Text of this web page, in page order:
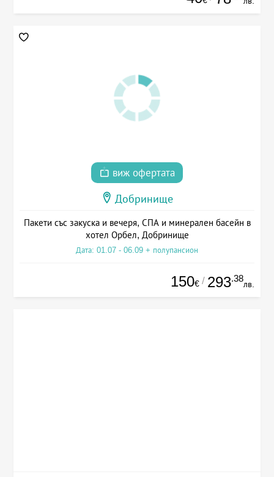
виж офертата
Добринище
Пакети със закуска и вечеря, СПА и минерален басейн в
хотел Орбел, Добринище
Дата: 01.07 - 06.09 + полупансион
150€ / 293.38
лв.